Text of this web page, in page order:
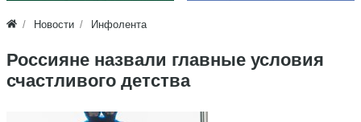
Новости Инфолента
Россияне назвали главные условия
счастливого детства